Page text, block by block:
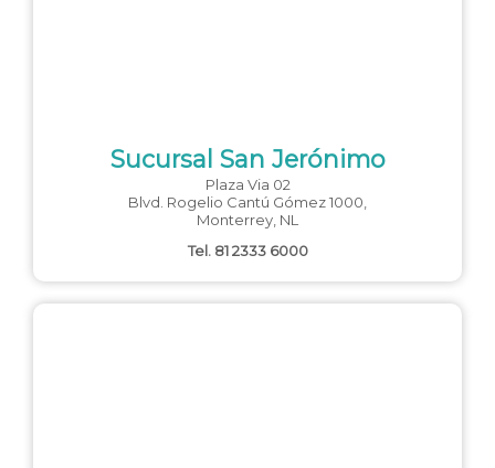
Sucursal San Jerónimo
Plaza Via 02
Blvd. Rogelio Cantú Gómez 1000,
Monterrey, NL
Tel. 81 2333 6000